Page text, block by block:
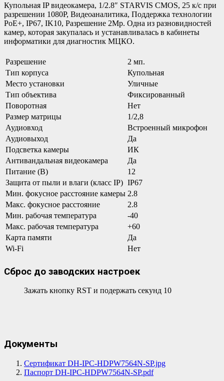
Купольная IP видеокамера, 1/2.8″ STARVIS CMOS, 25 к/с при
разрешении 1080P, Видеоаналитика, Поддержка технологии
PoE+, IP67, IK10, Разрешение 2Mp. Одна из разновидностей
камер, которая закупалась и устанавливалась в кабинеты
информатики для диагностик МЦКО.
Разрешение
2 мп.
Тип корпуса
Купольная
Место установки
Уличные
Тип объектива
Фиксированный
Поворотная
Нет
Размер матрицы
1/2,8
Аудиовход
Встроенный микрофон
Аудиовыход
Да
Подсветка камеры
ИК
Антивандальная видеокамера
Да
Питание (В)
12
Защита от пыли и влаги (класс IP) IP67
Мин. фокусное расстояние камеры 2.8
Макс. фокусное расстояние
2.8
Мин. рабочая температура
-40
Макс. рабочая температура
+60
Карта памяти
Да
Wi-Fi
Нет
Сброс до заводских настроек
Зажать кнопку RST и подержать секунд 10
Документы
Сертификат DH-IPC-HDPW7564N-SP.jpg
Паспорт DH-IPC-HDPW7564N-SP.pdf